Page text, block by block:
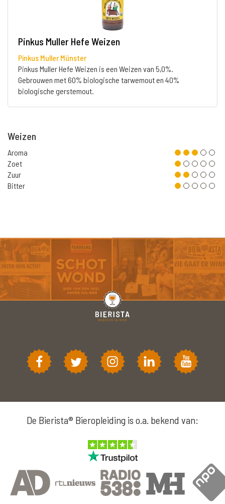
Pinkus Muller Hefe Weizen
Pinkus Muller Münster
Pinkus Muller Hefe Weizen is een Weizen van 5,0%.
Gebrouwen met 60% biologische tarwemout en 40%
biologische gerstemout.
Weizen
Aroma
Zoet
Zuur
Bitter
De Bierista® Bieropleiding is o.a. bekend van: